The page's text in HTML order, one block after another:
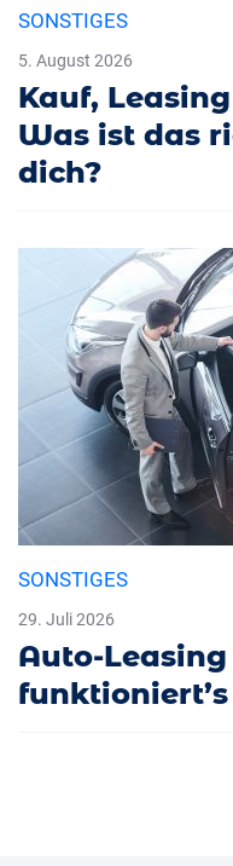
SONSTIGES
5. August 2026
Kauf,
Was ist das
dich?
SONSTIGES
29. Juli 2026
Auto-
funktioniert’s